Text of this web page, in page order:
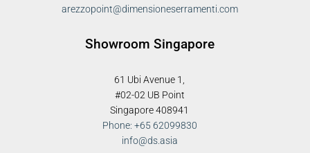
arezzopoint@dimensioneserramenti.com
Showroom Singapore
61 Ubi Avenue 1,
#02-02 UB Point
Singapore 408941
Phone: +65 62099830
info@ds.asia